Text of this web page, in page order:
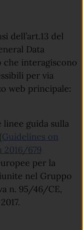
dell’art.13 del
Data
che interagiscono
per via
web principale:
linee guida sulla
Guidelines on
2016/679
per la
nel Gruppo
n. 95/46/CE,